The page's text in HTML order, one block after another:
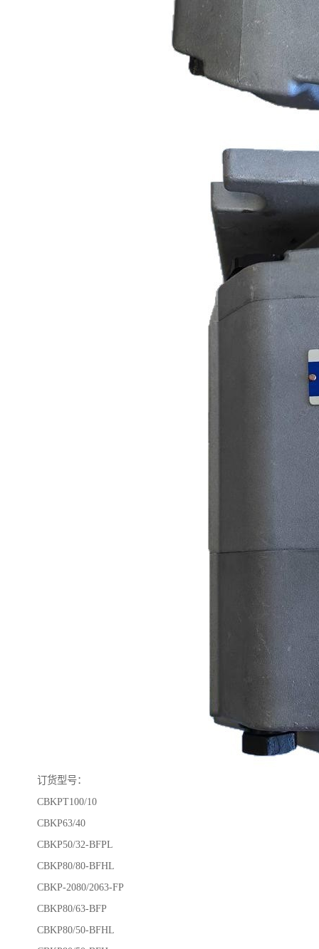
订货型号：
CBKPT100/10
CBKP63/40
CBKP50/32-BFPL
CBKP80/80-BFHL
CBKP-2080/2063-FP
CBKP80/63-BFP
CBKP80/50-BFHL